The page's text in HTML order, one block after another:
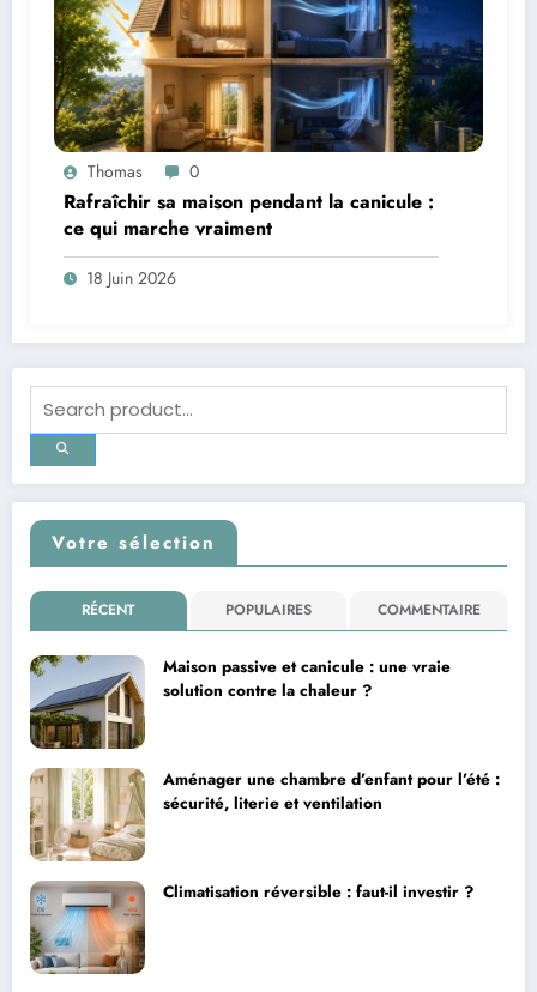
Thomas 0
Rafraîchir sa maison pendant la canicule :
ce qui marche vraiment
18 Juin 2026
Votre sélection
RÉCENT POPULAIRES COMMENTAIRE
Maison passive et canicule : une vraie
solution contre la chaleur ?
Aménager une chambre d’enfant pour l’été :
sécurité, literie et ventilation
Climatisation réversible : faut-il investir ?